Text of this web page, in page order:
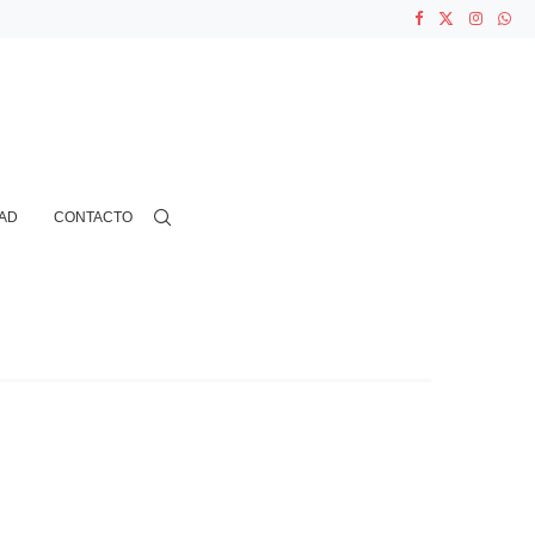
CONTACTO